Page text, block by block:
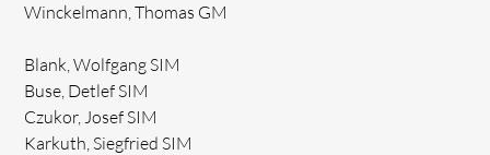
Winckelmann, Thomas GM
Blank, Wolfgang SIM
Buse, Detlef SIM
Czukor, Josef SIM
Karkuth, Siegfried SIM